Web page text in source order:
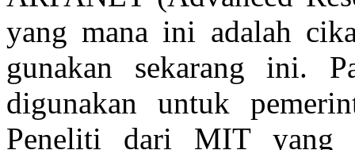
yang mana ini adalah
gunakan sekarang ini.
digunakan untuk
Peneliti dari MIT yang